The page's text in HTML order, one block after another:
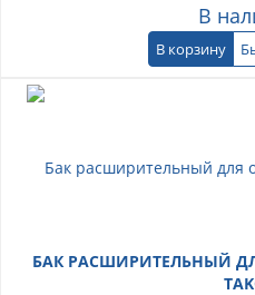
В
В корзину
БАК РАСШИРИТЕЛЬНЫЙ